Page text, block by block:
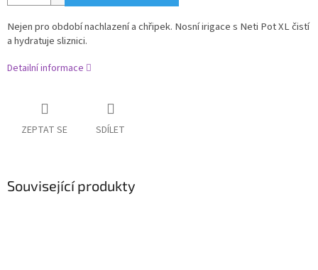
Nejen pro období nachlazení a chřipek. Nosní irigace s Neti Pot XL čistí
a hydratuje sliznici.
Detailní informace
ZEPTAT SE SDÍLET
Související produkty